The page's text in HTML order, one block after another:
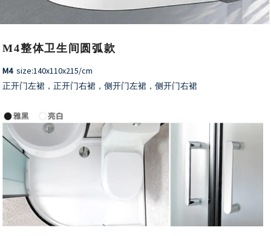
M4整体卫生间圆弧款
M4size:140x110x215/cm
正开门左裙，正开门右裙，侧开门左裙，侧开门右裙